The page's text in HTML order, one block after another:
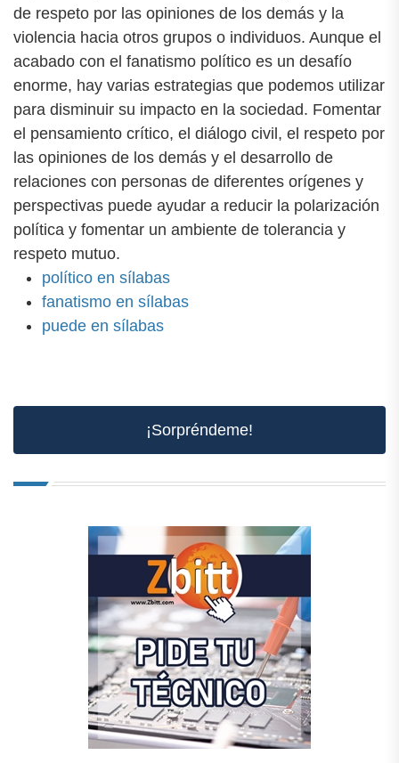
de respeto por las opiniones de los demás y la
violencia hacia otros grupos o individuos. Aunque el
acabado con el fanatismo político es un desafío
enorme, hay varias estrategias que podemos utilizar
para disminuir su impacto en la sociedad. Fomentar
el pensamiento crítico, el diálogo civil, el respeto por
las opiniones de los demás y el desarrollo de
relaciones con personas de diferentes orígenes y
perspectivas puede ayudar a reducir la polarización
política y fomentar un ambiente de tolerancia y
respeto mutuo.
político en sílabas
fanatismo en sílabas
puede en sílabas
¡Sorpréndeme!